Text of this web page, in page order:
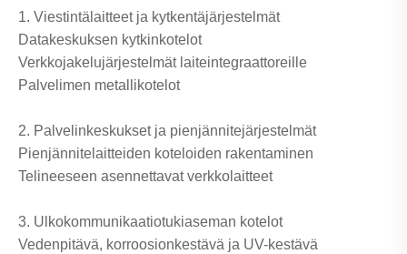
1. Viestintälaitteet ja kytkentäjärjestelmät
Datakeskuksen kytkinkotelot
Verkkojakelujärjestelmät laiteintegraattoreille
Palvelimen metallikotelot
2. Palvelinkeskukset ja pienjännitejärjestelmät
Pienjännitelaitteiden koteloiden rakentaminen
Telineeseen asennettavat verkkolaitteet
3. Ulkokommunikaatiotukiaseman kotelot
Vedenpitävä, korroosionkestävä ja UV-kestävä